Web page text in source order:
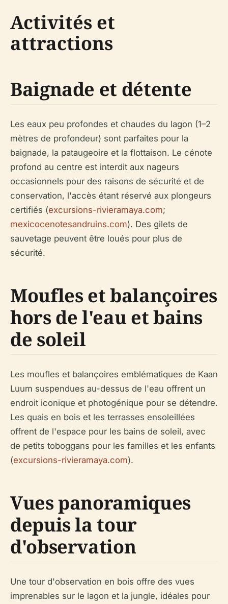
Activités et
attractions
Baignade et détente
Les eaux peu profondes et chaudes du lagon (1–2
mètres de profondeur) sont parfaites pour la
baignade, la pataugeoire et la flottaison. Le cénote
profond au centre est interdit aux nageurs
occasionnels pour des raisons de sécurité et de
conservation, l'accès étant réservé aux plongeurs
certifiés (excursions-rivieramaya.com;
mexicocenotesandruins.com). Des gilets de
sauvetage peuvent être loués pour plus de
sécurité.
Moufles et balançoires
hors de l'eau et bains
de soleil
Les moufles et balançoires emblématiques de Kaan
Luum suspendues au-dessus de l'eau offrent un
endroit iconique et photogénique pour se détendre.
Les quais en bois et les terrasses ensoleillées
offrent de l'espace pour les bains de soleil, avec
de petits toboggans pour les familles et les enfants
(excursions-rivieramaya.com).
Vues panoramiques
depuis la tour
d'observation
Une tour d'observation en bois offre des vues
imprenables sur le lagon et la jungle, idéales pour